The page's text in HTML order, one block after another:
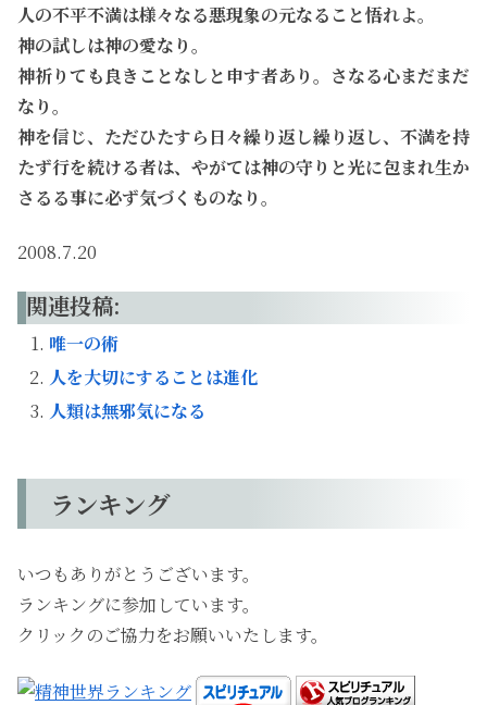
人の不平不満は様々なる悪現象の元なること悟れよ。
神の試しは神の愛なり。
神祈りても良きことなしと申す者あり。さなる心まだまだ
なり。
神を信じ、ただひたすら日々繰り返し繰り返し、不満を持
たず行を続ける者は、やがては神の守りと光に包まれ生か
さるる事に必ず気づくものなり。
2008.7.20
関連投稿:
唯一の術
人を大切にすることは進化
人類は無邪気になる
ランキング
いつもありがとうございます。
ランキングに参加しています。
クリックのご協力をお願いいたします。